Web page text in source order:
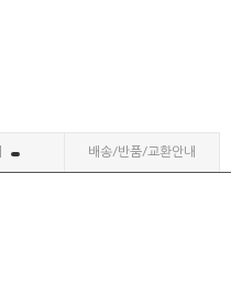
배송/반품/교환안내